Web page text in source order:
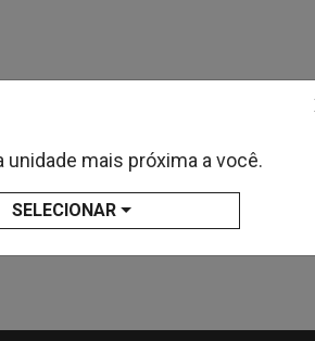
unidade mais próxima a você.
SELECIONAR